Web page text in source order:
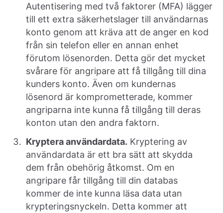
Autentisering med två faktorer (MFA) lägger
till ett extra säkerhetslager till användarnas
konto genom att kräva att de anger en kod
från sin telefon eller en annan enhet
förutom lösenorden. Detta gör det mycket
svårare för angripare att få tillgång till dina
kunders konto. Även om kundernas
lösenord är komprometterade, kommer
angriparna inte kunna få tillgång till deras
konton utan den andra faktorn.
Kryptera användardata. Kryptering av
användardata är ett bra sätt att skydda
dem från obehörig åtkomst. Om en
angripare får tillgång till din databas
kommer de inte kunna läsa data utan
krypteringsnyckeln. Detta kommer att